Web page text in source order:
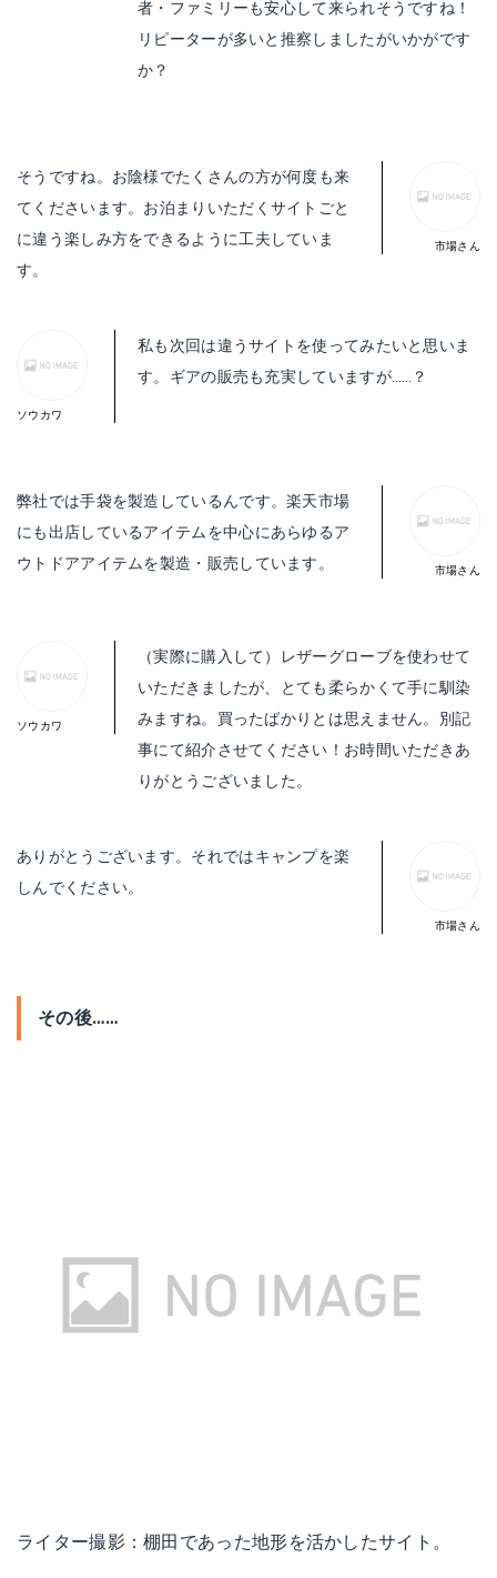
者・ファミリーも安心して来られそうですね！
リピーターが多いと推察しましたがいかがです
か？
そうですね。お陰様でたくさんの方が何度も来
てくださいます。お泊まりいただくサイトごと
に違う楽しみ方をできるように工夫していま
す。
私も次回は違うサイトを使ってみたいと思いま
す。ギアの販売も充実していますが……？
弊社では手袋を製造しているんです。楽天市場
にも出店しているアイテムを中心にあらゆるア
ウトドアアイテムを製造・販売しています。
（実際に購入して）レザーグローブを使わせて
いただきましたが、とても柔らかくて手に馴染
みますね。買ったばかりとは思えません。別記
事にて紹介させてください！お時間いただきあ
りがとうございました。
ありがとうございます。それではキャンプを楽
しんでください。
その後……
ライター撮影：棚田であった地形を活かしたサイト。